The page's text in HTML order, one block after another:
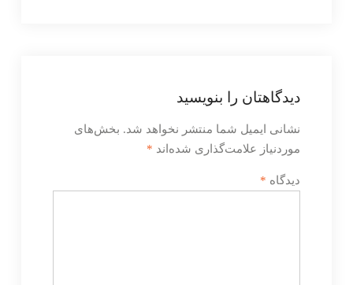
دیدگاهتان را بنویسید
نشانی ایمیل شما منتشر نخواهد شد. بخش‌های
موردنیاز علامت‌گذاری شده‌اند *
دیدگاه *